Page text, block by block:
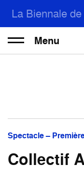
La Biennale
Menu
Spectacle –
Collectif